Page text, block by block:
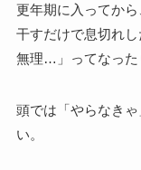
更年期に入ってか
干すだけで息切れ
無理…」ってなった
頭では「やらなき
い。